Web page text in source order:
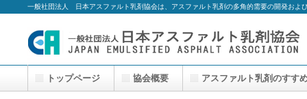
一般社団法人 日本アスファルト乳剤協会は、アスファルト乳剤の多角的需要の開発およ
トップページ 協会概要 アスファルト乳剤のすす